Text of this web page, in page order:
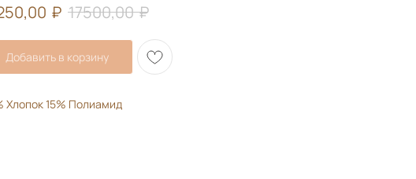
₽ 17500,00 ₽
Добавить в корзину
Хлопок 15% Полиамид